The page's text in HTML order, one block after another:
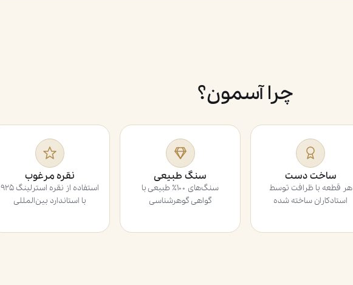
چرا آسمون؟
ساخت دست
هر قطعه با ظرافت توسط
استادکاران ساخته شده
سنگ طبیعی
سنگ‌های ۱۰۰٪ طبیعی با
گواهی گوهرشناسی
نقره مرغوب
استفاده از نقره استرلینگ ۹۲۵
با استاندارد بین‌المللی